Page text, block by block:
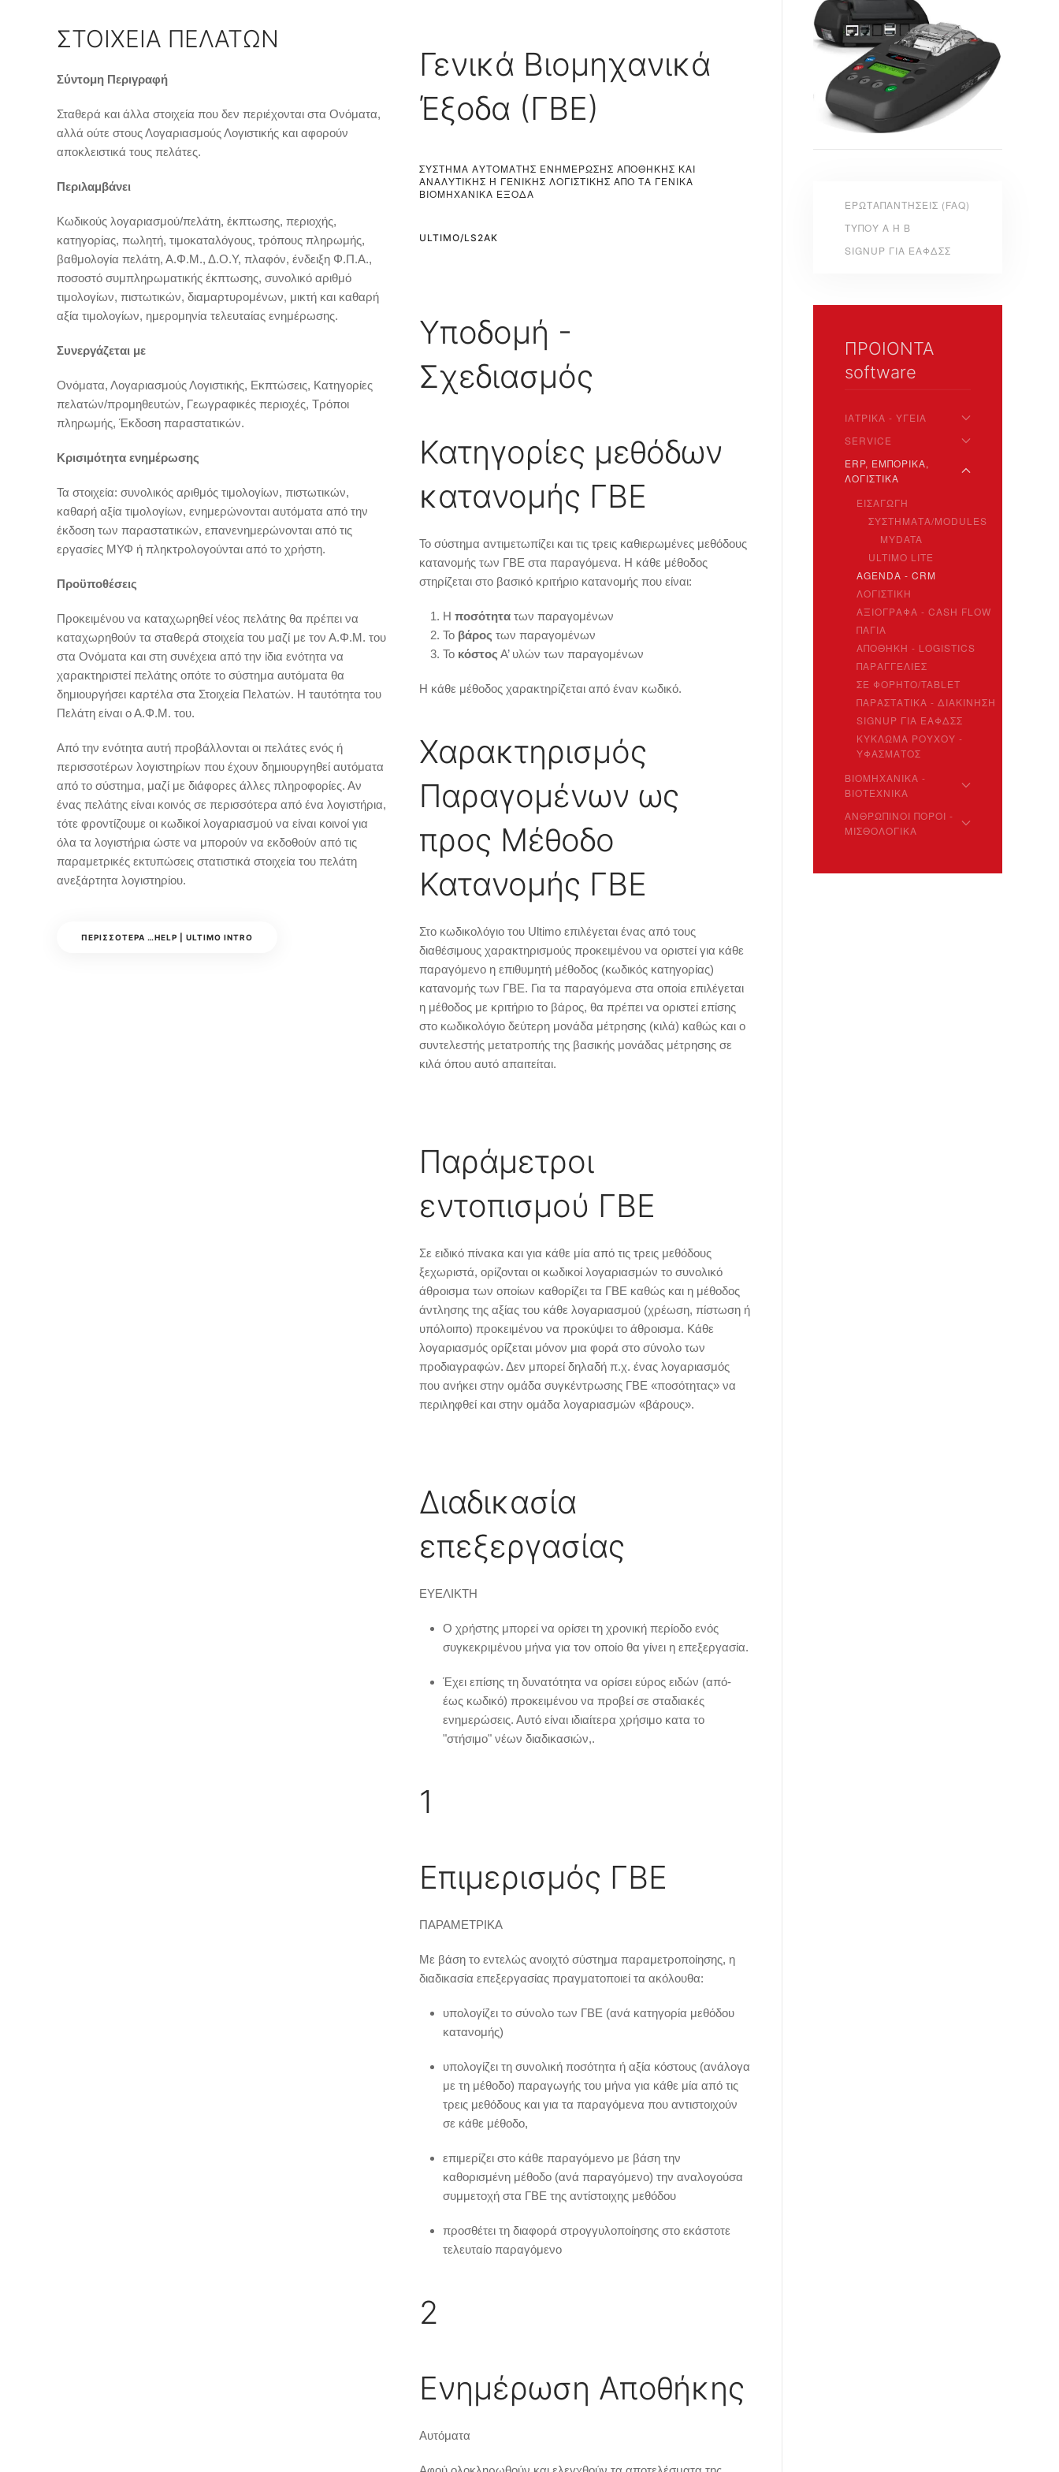
ΣΤΟΙΧΕΙΑ ΠΕΛΑΤΩΝ
Σύντομη Περιγραφή
Σταθερά και άλλα στοιχεία που δεν περιέχονται στα Ονόματα,
αλλά ούτε στους Λογαριασμούς Λογιστικής και αφορούν
αποκλειστικά τους πελάτες.
Περιλαμβάνει
Κωδικούς λογαριασμού/πελάτη, έκπτωσης, περιοχής,
κατηγορίας, πωλητή, τιμοκαταλόγους, τρόπους πληρωμής,
βαθμολογία πελάτη, Α.Φ.Μ., Δ.Ο.Υ, πλαφόν, ένδειξη Φ.Π.Α.,
ποσοστό συμπληρωματικής έκπτωσης, συνολικό αριθμό
τιμολογίων, πιστωτικών, διαμαρτυρομένων, μικτή και καθαρή
αξία τιμολογίων, ημερομηνία τελευταίας ενημέρωσης.
Συνεργάζεται με
Ονόματα, Λογαριασμούς Λογιστικής, Εκπτώσεις, Κατηγορίες
πελατών/προμηθευτών, Γεωγραφικές περιοχές, Τρόποι
πληρωμής, Έκδοση παραστατικών.
Κρισιμότητα ενημέρωσης
Τα στοιχεία: συνολικός αριθμός τιμολογίων, πιστωτικών,
καθαρή αξία τιμολογίων, ενημερώνονται αυτόματα από την
έκδοση των παραστατικών, επανενημερώνονται από τις
εργασίες ΜΥΦ ή πληκτρολογούνται από το χρήστη.
Προϋποθέσεις
Προκειμένου να καταχωρηθεί νέος πελάτης θα πρέπει να
καταχωρηθούν τα σταθερά στοιχεία του μαζί με τον Α.Φ.Μ. του
στα Ονόματα και στη συνέχεια από την ίδια ενότητα να
χαρακτηριστεί πελάτης οπότε το σύστημα αυτόματα θα
δημιουργήσει καρτέλα στα Στοιχεία Πελατών. Η ταυτότητα του
Πελάτη είναι ο Α.Φ.Μ. του.
Από την ενότητα αυτή προβάλλονται οι πελάτες ενός ή
περισσοτέρων λογιστηρίων που έχουν δημιουργηθεί αυτόματα
από το σύστημα, μαζί με διάφορες άλλες πληροφορίες. Αν
ένας πελάτης είναι κοινός σε περισσότερα από ένα λογιστήρια,
τότε φροντίζουμε οι κωδικοί λογαριασμού να είναι κοινοί για
όλα τα λογιστήρια ώστε να μπορούν να εκδοθούν από τις
παραμετρικές εκτυπώσεις στατιστικά στοιχεία του πελάτη
ανεξάρτητα λογιστηρίου.
ΠΕΡΙΣΣΌΤΕΡΑ …HELP | ULTIMO INTRO
Γενικά Βιομηχανικά
Έξοδα (ΓΒΕ)
ΣΎΣΤΗΜΑ ΑΥΤΌΜΑΤΗΣ ΕΝΗΜΈΡΩΣΗΣ ΑΠΟΘΉΚΗΣ ΚΑΙ
ΑΝΑΛΥΤΙΚΉΣ Ή ΓΕΝΙΚΉΣ ΛΟΓΙΣΤΙΚΉΣ ΑΠΌ ΤΑ ΓΕΝΙΚΆ Β
ΙΟΜΗΧΑΝΙΚΆ ΈΞΟΔΑ
ULTIMO/LS2AK
Υποδομή -
Σχεδιασμός
Κατηγορίες μεθόδων
κατανομής ΓΒΕ
Το σύστημα αντιμετωπίζει και τις τρεις καθιερωμένες μεθόδους
κατανομής των ΓΒΕ στα παραγόμενα. Η κάθε μέθοδος
στηρίζεται στο βασικό κριτήριο κατανομής που είναι:
Η ποσότητα των παραγομένων
Το βάρος των παραγομένων
Το κόστος Α’ υλών των παραγομένων
Η κάθε μέθοδος χαρακτηρίζεται από έναν κωδικό.
Χαρακτηρισμός
Παραγομένων ως
προς Μέθοδο
Κατανομής ΓΒΕ
Στο κωδικολόγιο του Ultimo επιλέγεται ένας από τους
διαθέσιμους χαρακτηρισμούς προκειμένου να οριστεί για κάθε
παραγόμενο η επιθυμητή μέθοδος (κωδικός κατηγορίας)
κατανομής των ΓΒΕ. Για τα παραγόμενα στα οποία επιλέγεται
η μέθοδος με κριτήριο το βάρος, θα πρέπει να οριστεί επίσης
στο κωδικολόγιο δεύτερη μονάδα μέτρησης (κιλά) καθώς και ο
συντελεστής μετατροπής της βασικής μονάδας μέτρησης σε
κιλά όπου αυτό απαιτείται.
Παράμετροι
εντοπισμού ΓΒΕ
Σε ειδικό πίνακα και για κάθε μία από τις τρεις μεθόδους
ξεχωριστά, ορίζονται οι κωδικοί λογαριασμών το συνολικό
άθροισμα των οποίων καθορίζει τα ΓΒΕ καθώς και η μέθοδος
άντλησης της αξίας του κάθε λογαριασμού (χρέωση, πίστωση ή
υπόλοιπο) προκειμένου να προκύψει το άθροισμα. Κάθε
λογαριασμός ορίζεται μόνον μια φορά στο σύνολο των
προδιαγραφών. Δεν μπορεί δηλαδή π.χ. ένας λογαριασμός
που ανήκει στην ομάδα συγκέντρωσης ΓΒΕ «ποσότητας» να
περιληφθεί και στην ομάδα λογαριασμών «βάρους».
Διαδικασία
επεξεργασίας
ΕΥΕΛΙΚΤΗ
Ο χρήστης μπορεί να ορίσει τη χρονική περίοδο ενός
συγκεκριμένου μήνα για τον οποίο θα γίνει η επεξεργασία.
Έχει επίσης τη δυνατότητα να ορίσει εύρος ειδών (από-
έως κωδικό) προκειμένου να προβεί σε σταδιακές
ενημερώσεις. Αυτό είναι ιδιαίτερα χρήσιμο κατα το
"στήσιμο" νέων διαδικασιών,.
1
Επιμερισμός ΓΒΕ
ΠΑΡΑΜΕΤΡΙΚΑ
Με βάση το εντελώς ανοιχτό σύστημα παραμετροποίησης, η
διαδικασία επεξεργασίας πραγματοποιεί τα ακόλουθα:
υπολογίζει το σύνολο των ΓΒΕ (ανά κατηγορία μεθόδου
κατανομής)
υπολογίζει τη συνολική ποσότητα ή αξία κόστους (ανάλογα
με τη μέθοδο) παραγωγής του μήνα για κάθε μία από τις
τρεις μεθόδους και για τα παραγόμενα που αντιστοιχούν
σε κάθε μέθοδο,
επιμερίζει στο κάθε παραγόμενο με βάση την
καθορισμένη μέθοδο (ανά παραγόμενο) την αναλογούσα
συμμετοχή στα ΓΒΕ της αντίστοιχης μεθόδου
προσθέτει τη διαφορά στρογγυλοποίησης στο εκάστοτε
τελευταίο παραγόμενο
2
Ενημέρωση Αποθήκης
Αυτόματα
ΕΡΩΤΑΠΑΝΤΉΣΕΙΣ (FAQ)
ΤΎΠΟΥ Α Ή Β
SIGNUP ΓΙΑ ΕΑΦΔΣΣ
ΠΡΟΙΟΝΤΑ
software
ΙΑΤΡΙΚΑ - ΥΓΕΙΑ
SERVICE
ERP, ΕΜΠΟΡΙΚΑ,
ΛΟΓΙΣΤΙΚΑ
ΕΙΣΑΓΩΓΗ
ΣΥΣΤΗΜΑΤΑ/MODULES
MYDATA
ULTIMO LITE
AGENDA - CRM
ΛΟΓΙΣΤΙΚΗ
ΑΞΙΟΓΡΑΦΑ - CASH FLOW
ΠΑΓΙΑ
ΑΠΟΘΗΚΗ - LOGISTICS
ΠΑΡΑΓΓΕΛΙΕΣ
ΣΕ ΦΟΡΗΤΟ/TABLET
ΠΑΡΑΣΤΑΤΙΚΑ - ΔΙΑΚΙΝΗΣΗ
SIGNUP ΓΙΑ ΕΑΦΔΣΣ
ΚΥΚΛΩΜΑ ΡΟΥΧΟΥ -
ΥΦΑΣΜΑΤΟΣ
ΒΙΟΜΗΧΑΝΙΚΑ -
ΒΙΟΤΕΧΝΙΚΑ
ΑΝΘΡΩΠΙΝΟΙ ΠΟΡΟΙ -
ΜΙΣΘΟΛΟΓΙΚΑ